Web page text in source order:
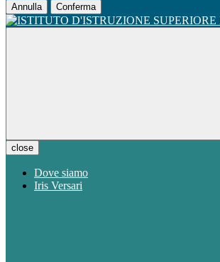
Annulla Conferma
close
Dove siamo
Iris Versari